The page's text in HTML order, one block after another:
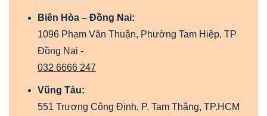
Biên Hòa – Đồng Nai:
1096 Phạm Văn Thuận, Phường Tam Hiệp, TP
Đồng Nai -
032 6666 247
Vũng Tàu:
551 Trương Công Định, P. Tam Thắng, TP.HCM